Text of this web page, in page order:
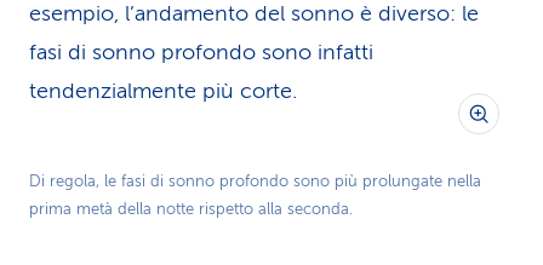
esempio, l’andamento del sonno è diverso: le
fasi di sonno profondo sono infatti
tendenzialmente più corte.
Di regola, le fasi di sonno profondo sono più prolungate nella
prima metà della notte rispetto alla seconda.